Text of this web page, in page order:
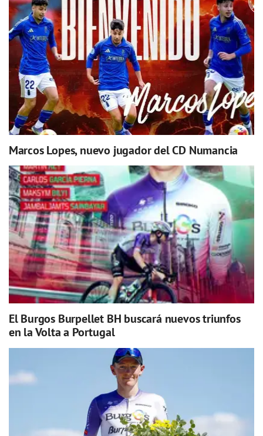
Marcos Lopes, nuevo jugador del CD Numancia
El Burgos Burpellet BH buscará nuevos triunfos
en la Volta a Portugal